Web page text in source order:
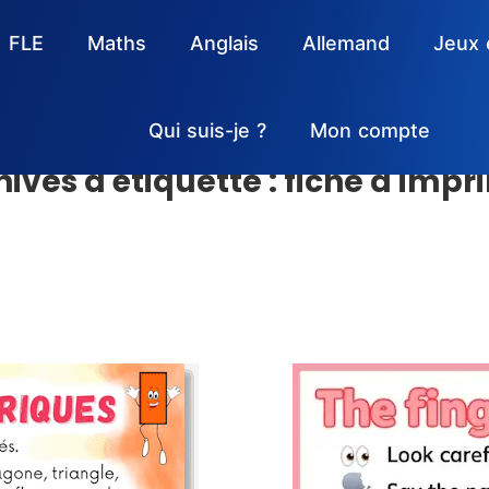
FLE Maths Anglais Allemand Jeux
Qui suis-je ? Mon compte
d'étiquette :fiche à